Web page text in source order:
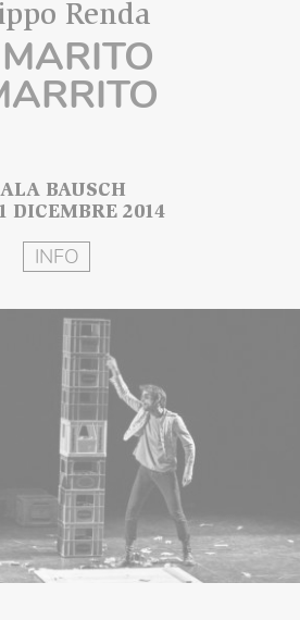
Renda
BAUSCH
DICEMBRE 2014
INFO